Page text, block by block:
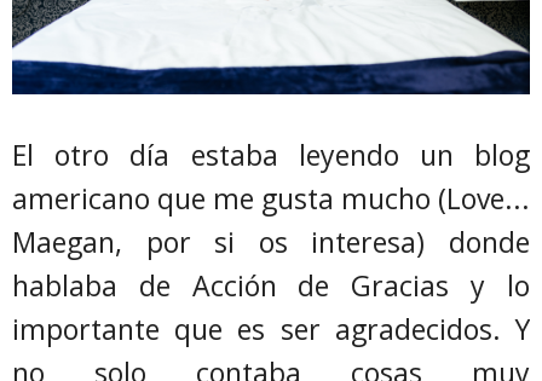
El otro día estaba leyendo un blog
americano que me gusta mucho (Love...
Maegan, por si os interesa) donde
hablaba de Acción de Gracias y lo
importante que es ser agradecidos. Y
no solo contaba cosas muy